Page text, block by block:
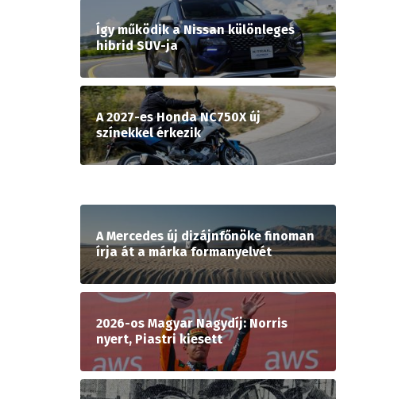
Így működik a Nissan különleges
hibrid SUV-ja
A 2027-es Honda NC750X új
színekkel érkezik
A Mercedes új dizájnfőnöke finoman
írja át a márka formanyelvét
2026-os Magyar Nagydíj: Norris
nyert, Piastri kiesett